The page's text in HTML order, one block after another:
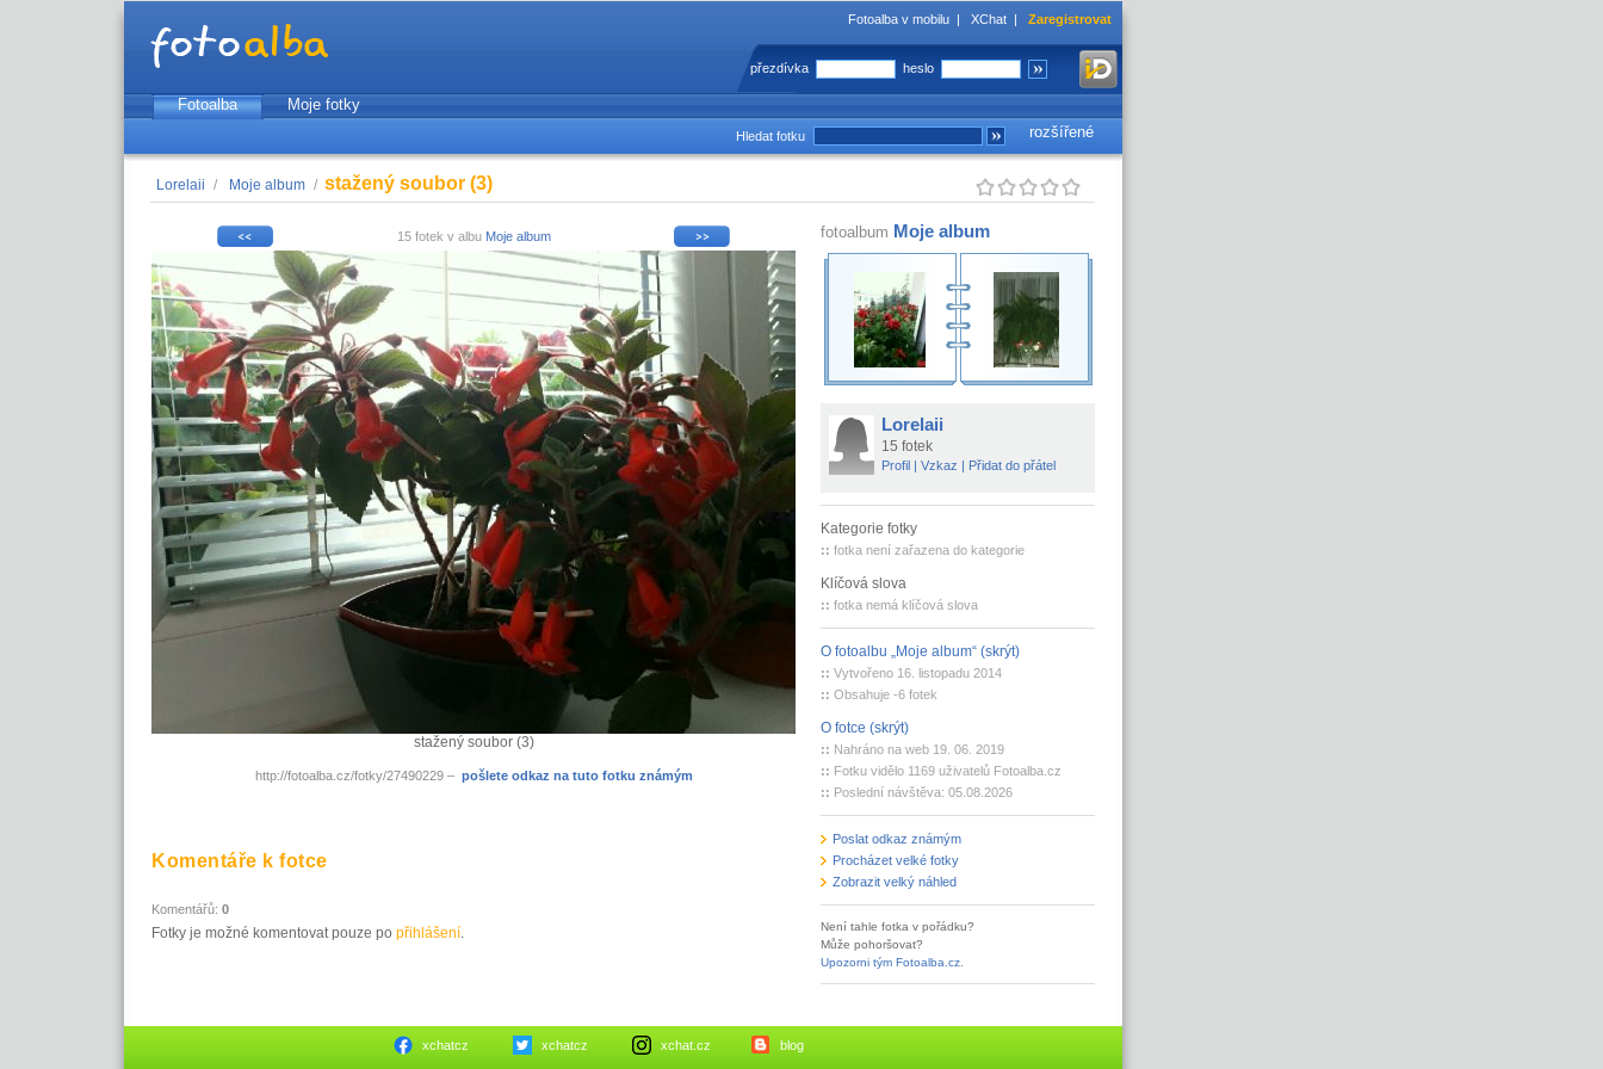
Fotoalba v mobilu | XChat | Zaregistrovat
přezdívka heslo
Fotoalba
Moje fotky
rozšířené
Hledat fotku
Lorelaii / Moje album / stažený soubor (3)
15 fotek v albu Moje album
stažený soubor (3)
http://fotoalba.cz/fotky/27490229 – pošlete odkaz na tuto fotku známým
Komentáře k fotce
Komentářů: 0
Fotky je možné komentovat pouze po přihlášení.
fotoalbum Moje album
Lorelaii
15 fotek
Profil| Vzkaz | Přidat do přátel
Kategorie fotky
:: fotka není zařazena do kategorie
Klíčová slova
:: fotka nemá klíčová slova
O fotoalbu „Moje album“ (skrýt)
:: Vytvořeno 16. listopadu 2014
:: Obsahuje -6 fotek
O fotce (skrýt)
:: Nahráno na web 19. 06. 2019
:: Fotku vidělo 1169 uživatelů Fotoalba.cz
:: Poslední návštěva: 05.08.2026
Poslat odkaz známým
Procházet velké fotky
Zobrazit velký náhled
Není tahle fotka v pořádku?
Může pohoršovat?
Upozorni tým Fotoalba.cz
xchatcz xchatcz xchat.cz blog